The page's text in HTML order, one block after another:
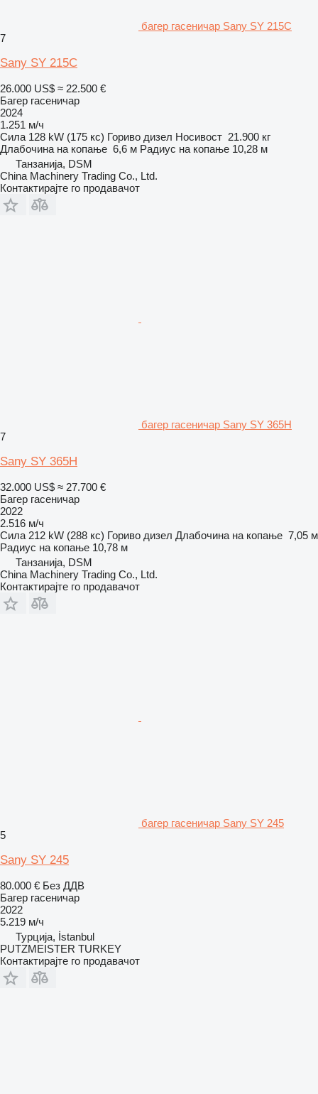
багер гасеничар Sany SY 215C
7
Sany SY 215C
26.000 US$ ≈ 22.500 €
Багер гасеничар
2024
1.251 м/ч
Сила 128 kW (175 кс) Гориво дизел Носивост 21.900 кг
Длабочина на копање 6,6 м Радиус на копање 10,28 м
Танзанија, DSM
China Machinery Trading Co., Ltd.
Контактирајте го продавачот
багер гасеничар Sany SY 365H
7
Sany SY 365H
32.000 US$ ≈ 27.700 €
Багер гасеничар
2022
2.516 м/ч
Сила 212 kW (288 кс) Гориво дизел Длабочина на копање 7,05 м
Радиус на копање 10,78 м
Танзанија, DSM
China Machinery Trading Co., Ltd.
Контактирајте го продавачот
багер гасеничар Sany SY 245
5
Sany SY 245
80.000 € Без ДДВ
Багер гасеничар
2022
5.219 м/ч
Турција, İstanbul
PUTZMEISTER TURKEY
Контактирајте го продавачот